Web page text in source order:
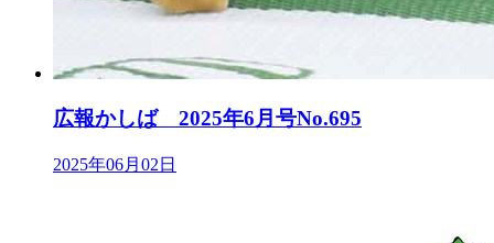
広報かしば 2025年6月号No.695
2025年06月02日